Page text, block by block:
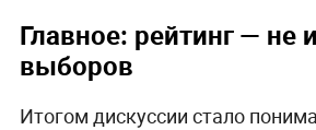
Главное: рейтинг — не
выборов
Итогом дискуссии стало